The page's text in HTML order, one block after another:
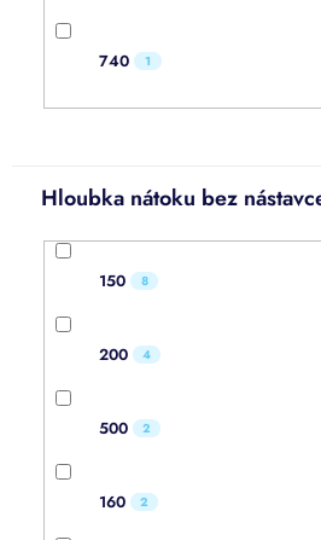
740 1
Hloubka nátoku bez
150 8
200 4
500 2
160 2